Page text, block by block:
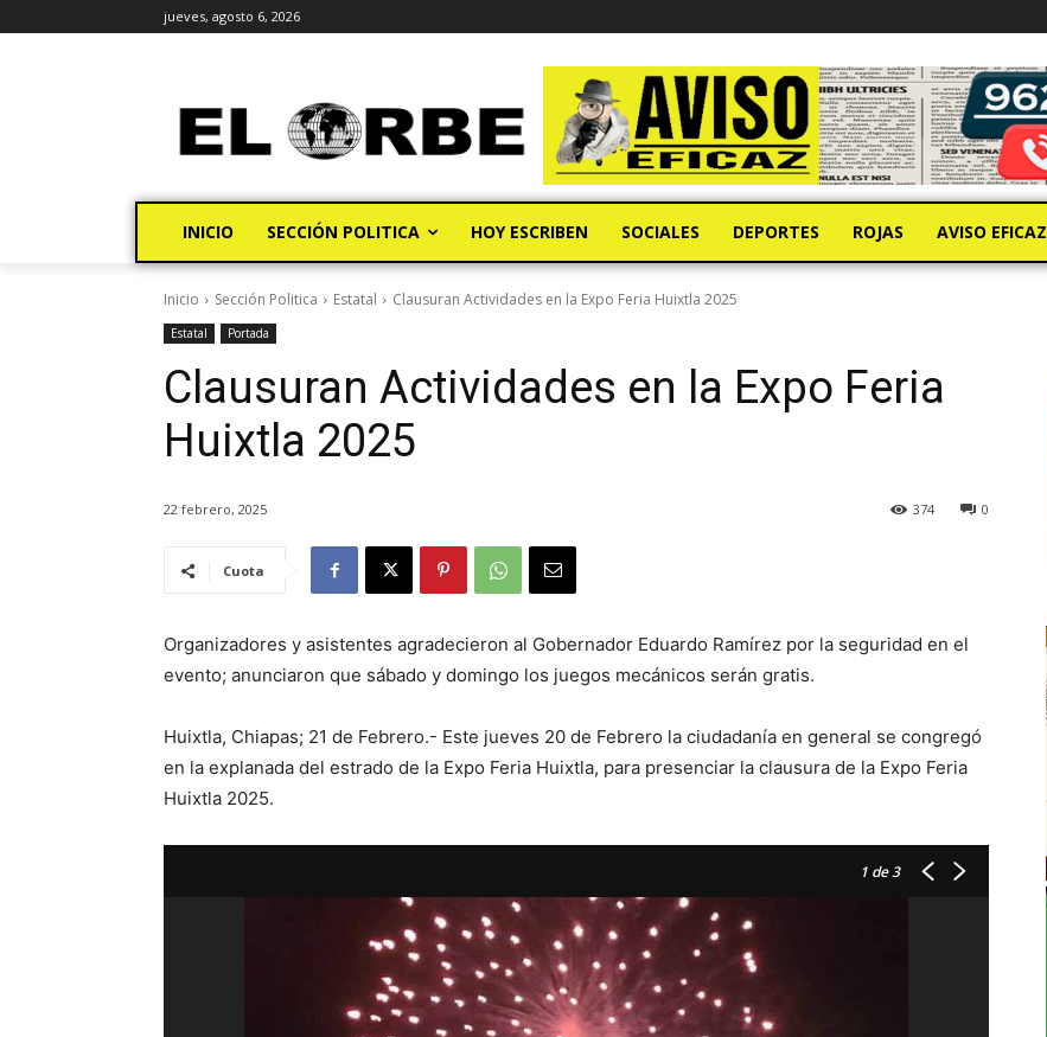
jueves, agosto 6, 2026
INICIO SECCIÓN POLITICA HOY ESCRIBEN SOCIALES DEPORTES ROJAS AVISO EFICAZ
Inicio Sección Politica Estatal Clausuran Actividades en la Expo Feria Huixtla 2025
Estatal Portada
Clausuran Actividades en la Expo Feria
Huixtla 2025
22 febrero, 2025 0
374
Cuota
Organizadores y asistentes agradecieron al Gobernador Eduardo Ramírez por la seguridad en el
evento; anunciaron que sábado y domingo los juegos mecánicos serán gratis.
Huixtla, Chiapas; 21 de Febrero.- Este jueves 20 de Febrero la ciudadanía en general se congregó
en la explanada del estrado de la Expo Feria Huixtla, para presenciar la clausura de la Expo Feria
Huixtla 2025.
1 de 3